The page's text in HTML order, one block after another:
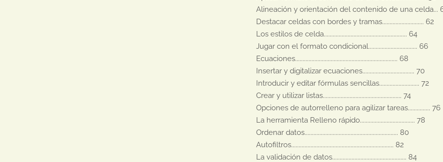
Alineación y orientación del contenido de una celda...
Destacar celdas con bordes y tramas............................ 62
Los estilos de celda........................................................ 64
Jugar con el formato condicional................................. 66
Ecuaciones..................................................................... 68
Insertar y digitalizar ecuaciones................................... 70
Introducir y editar fórmulas sencillas........................... 72
Crear y utilizar listas..................................................... 74
Opciones de autorrelleno para agilizar tareas............... 76
La herramienta Relleno rápido..................................... 78
Ordenar datos............................................................... 80
Autofiltros..................................................................... 82
La validación de datos.................................................. 84